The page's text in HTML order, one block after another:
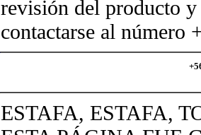
revisión del producto
contactarse al número
ESTAFA, ESTAFA,